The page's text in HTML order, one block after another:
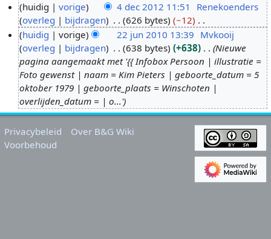
d
2
huidig vorige 4 dec 2012 11:51
Renekoenders
overleg
bijdragen 626 bytes
−12
G
e
e
n
b
e
w
2
0
1
huidig vorige 22 jun 2010 13:39 Mvkooij
overleg
bijdragen 638 bytes +638
Nieuwe
pagina aangemaakt met '{{ Infobox Persoon | illustratie =
Foto gewenst | naam = Kim Pieters | geboorte_datum = 5
oktober 1979 | geboorte_plaats = Winschoten |
overlijden_datum = | o...'
Privacybeleid
Over B&G Wiki
Voorbehoud